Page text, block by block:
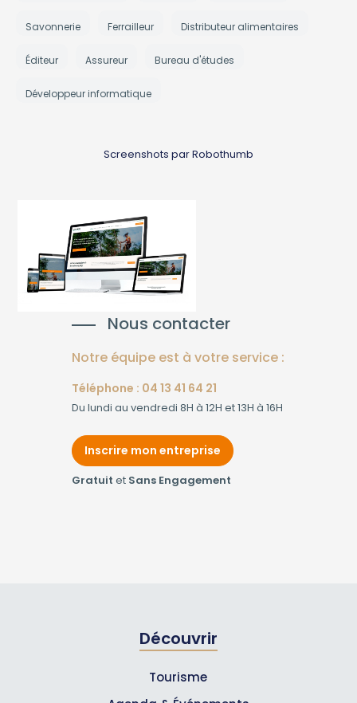
Savonnerie Ferrailleur Distributeur alimentaires
Éditeur Assureur Bureau d'études
Développeur informatique
Screenshots par Robothumb
Nous contacter
Notre équipe est à votre service :
Téléphone : 04 13 41 64 21
Du lundi au vendredi 8H à 12H et 13H à 16H
Inscrire mon entreprise
Gratuit et Sans Engagement
Découvrir
Tourisme